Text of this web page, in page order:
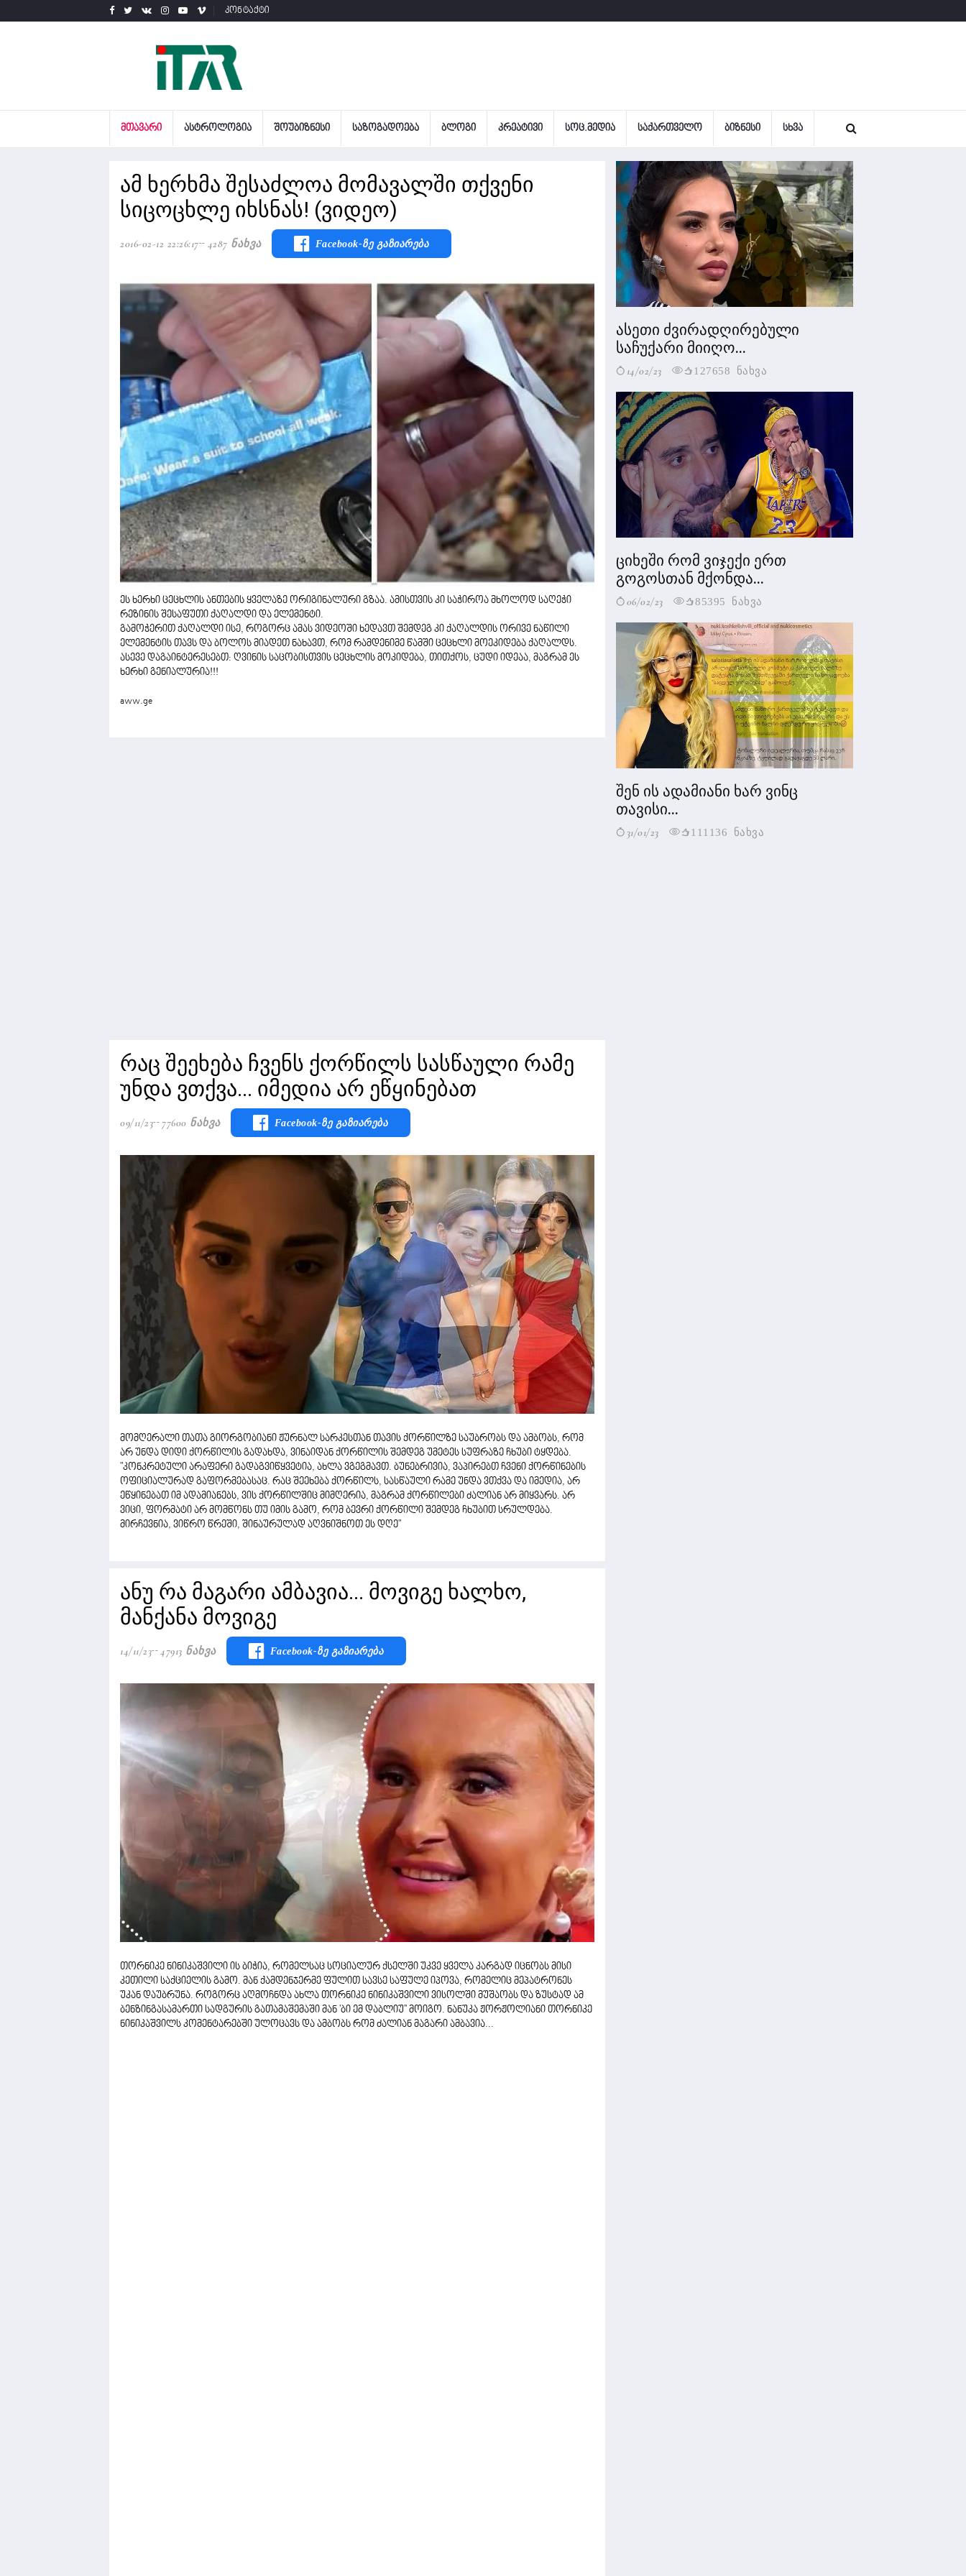
კონტაქტი
ᲛᲗᲐᲕᲐᲠᲘ ᲐᲡᲢᲠᲝᲚᲝᲒᲘᲐ ᲨᲝᲣᲑᲘᲖᲜᲔᲡᲘ ᲡᲐᲖᲝᲒᲐᲓᲝᲔᲑᲐ ᲑᲚᲝᲒᲘ ᲙᲠᲔᲐᲢᲘᲕᲘ ᲡᲝᲪ.ᲛᲔᲓᲘᲐ ᲡᲐᲥᲐᲠᲗᲕᲔᲚᲝ ᲑᲘᲖᲜᲔᲡᲘ ᲡᲮᲕᲐ
ამ ხერხმა შესაძლოა მომავალში თქვენი
სიცოცხლე იხსნას! (ვიდეო)
2016-02-12 22:26:17 4287 Ნახვა Facebook-Ზე Გაზიარება
­ეს ხერხი ცეცხლის ანთების ყველაზე ორიგინალური გზაა. ამისთვის კი საჭიროა მხოლოდ საღეჭი
რეზინის შესაფუთი ქაღალდი და ელემენტი.
გამოჭერით ქაღალდი ისე, როგორც ამას ვიდეოში ხედავთ შემდეგ კი ქაღალდის ორივე ნაწილი
ელემენტის თავს და ბოლოს მიადეთ ნახავთ, რომ რამდენიმე წამში ცეცხლი მოეკიდება ქაღალდს.
ასევე დაგაინტერესებთ: ღვინის საცობისთვის ცეცხლის მოკიდება, თითქოს, ცუდი იდეაა, მაგრამ ეს
ხერხი გენიალურია!!!
aww.ge
რაც შეეხება ჩვენს ქორწილს სასწაული რამე
უნდა ვთქვა... იმედია არ ეწყინებათ
09/11/23 77600 Ნახვა Facebook-Ზე Გაზიარება
მომღერალი თათა გიორგობიანი ჟურნალ სარკესთან თავის ქორწილზე საუბრობს და ამბობს, რომ
არ უნდა დიდი ქორწილის გადახდა, ვინაიდან ქორწილის შემდეგ უმეტეს სუფრაზე ჩხუბი ტყდება.
"კონკრეტული არაფერი გადაგვიწყვეტია, ახლა ვგეგმავთ. ბუნებრივია, ვაპირებთ ჩვენი ქორწინების
ოფიციალურად გაფორმებასაც. რაც შეეხება ქორწილს, სასწაული რამე უნდა ვთქვა და იმედია, არ
ეწყინებათ იმ ადამიანებს, ვის ქორწილშიც მიმღერია, მაგრამ ქორწილები ძალიან არ მიყვარს. არ
ვიცი, ფორმატი არ მომწონს თუ იმის გამო, რომ ბევრი ქორწილი შემდეგ ჩხუბით სრულდება.
მირჩევნია, ვიწრო წრეში, შინაურულად აღვნიშნოთ ეს დღე"
ანუ რა მაგარი ამბავია... მოვიგე ხალხო,
მანქანა მოვიგე
14/11/23 47913 Ნახვა Facebook-Ზე Გაზიარება
თორნიკე ნინიკაშვილი ის ბიჭია, რომელსაც სოციალურ ქსელში უკვე ყველა კარგად იცნობს მისი
კეთილი საქციელის გამო. მან ქამდენჯერმე ფულით სავსე საფულე იპოვა, რომელიც მეპატრონეს
უკან დაუბრუნა. როგორც აღმოჩნდა ახლა თორნიკე ნინიკაშვილი ვისოლში მუშაობს და ზუსტად ამ
ბენზინგასამართი სადგურის გათამაშემაში მან 'ბი ემ დაბლიუ'' მოიგო. ნანუკა ჟორჟოლიანი თორნიკე
ნინიკაშვილს კომენტარებში ულოცავს და ამბობს რომ ძალიან მაგარი ამბავია...
ასეთი ძვირადღირებული
საჩუქარი მიიღო...
14/02/23 127658 ნახვა
ციხეში რომ ვიჯექი ერთ
გოგოსთან მქონდა...
06/02/23 85395 ნახვა
შენ ის ადამიანი ხარ ვინც
თავისი...
31/01/23 111136 ნახვა